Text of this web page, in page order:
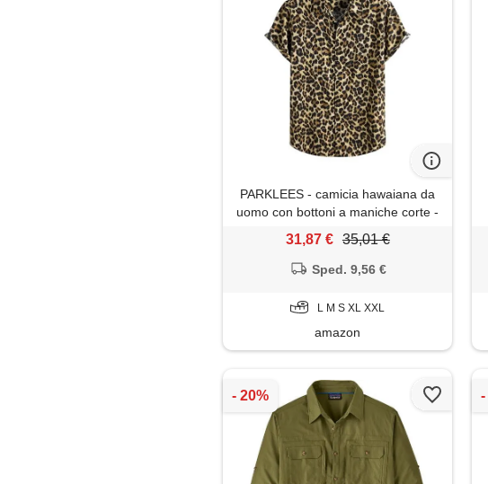
PARKLEES - camicia hawaiana da
uomo con bottoni a maniche corte -
leggera, xl
31,87 € 35,01 €
Sped. 9,56 €
L M S XL XXL
amazon